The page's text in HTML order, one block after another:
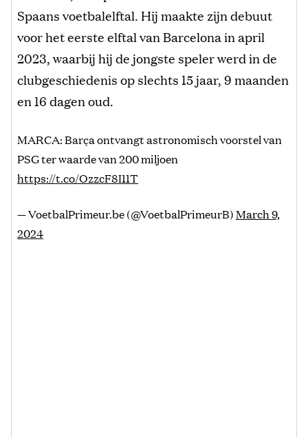
Spaans voetbalelftal. Hij maakte zijn debuut
voor het eerste elftal van Barcelona in april
2023, waarbij hij de jongste speler werd in de
clubgeschiedenis op slechts 15 jaar, 9 maanden
en 16 dagen oud.
MARCA: Barça ontvangt astronomisch voorstel van
PSG ter waarde van 200 miljoen
https://t.co/OzzcF8I11T
— VoetbalPrimeur.be (@VoetbalPrimeurB)March 9,
2024